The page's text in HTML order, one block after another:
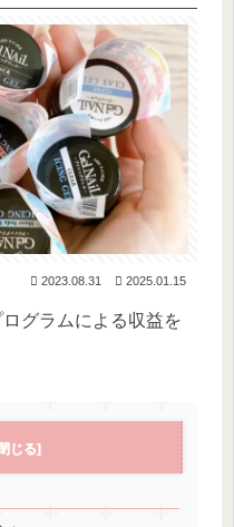
2023.08.31 2025.01.15
グラムによる収益を